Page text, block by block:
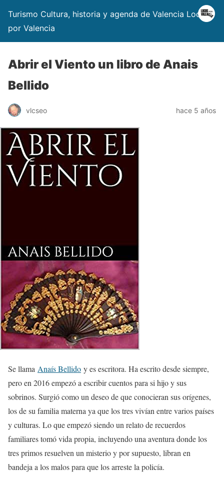
Turismo Cultura, historia y agenda de Valencia Locos
por Valencia
Abrir el Viento un libro de Anais
Bellido
vlcseo hace 5 años
Se llama Anaís Bellido y es escritora. Ha escrito desde siempre,
pero en 2016 empezó a escribir cuentos para si hijo y sus
sobrinos. Surgió como un deseo de que conocieran sus orígenes,
los de su familia materna ya que los tres vivían entre varios países
y culturas. Lo que empezó siendo un relato de recuerdos
familiares tomó vida propia, incluyendo una aventura donde los
tres primos resuelven un misterio y por supuesto, libran en
bandeja a los malos para que los arreste la policía.